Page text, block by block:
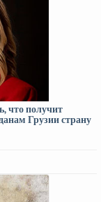
что получит
Грузии страну